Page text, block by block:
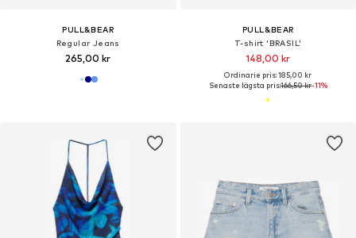
PULL&BEAR
Regular Jeans
265,00 kr
PULL&BEAR
T-shirt 'BRASIL'
148,00 kr
Ordinarie pris: 185,00 kr
Senaste lägsta pris:166,50 kr-11%